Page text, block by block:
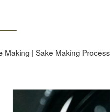
Making | Sake Making Process